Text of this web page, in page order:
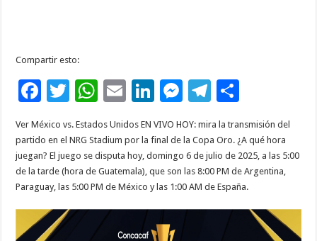
Compartir esto:
F
ac
e
b
o
o
k
T
tt
er
W
at
sA
p
p
E
m
ai
l
Li
k
e
dI
n
M
se
n
g
er
T
el
e
gr
a
m
m
p
ar
ti
Ver México vs. Estados Unidos EN VIVO HOY: mira la transmisión del
partido en el NRG Stadium por la final de la Copa Oro. ¿A qué hora
juegan? El juego se disputa hoy, domingo 6 de julio de 2025, a las 5:00
de la tarde (hora de Guatemala), que son las 8:00 PM de Argentina,
Paraguay, las 5:00 PM de México y las 1:00 AM de España.